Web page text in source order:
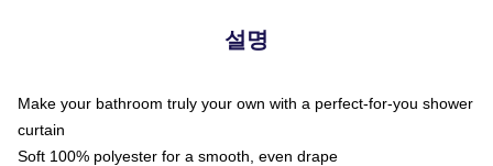
설명
Make your bathroom truly your own with a perfect-for-you shower
curtain
Soft 100% polyester for a smooth, even drape